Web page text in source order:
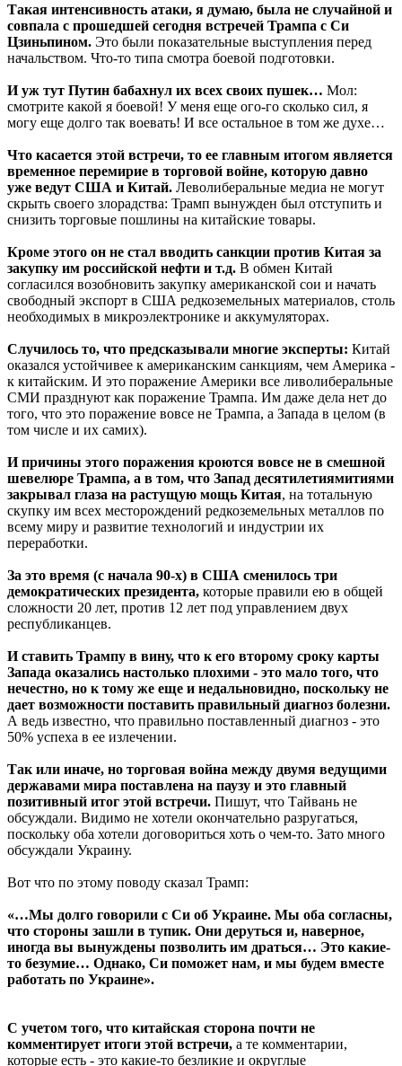
Такая интенсивность атаки, я думаю, была не случайной и
совпала с прошедшей сегодня встречей Трампа с Си
Цзиньпином. Это были показательные выступления перед
начальством. Что-то типа смотра боевой подготовки.
И уж тут Путин бабахнул их всех своих пушек… Мол:
смотрите какой я боевой! У меня еще ого-го сколько сил, я
могу еще долго так воевать! И все остальное в том же духе…
Что касается этой встречи, то ее главным итогом является
временное перемирие в торговой войне, которую давно
уже ведут США и Китай. Леволиберальные медиа не могут
скрыть своего злорадства: Трамп вынужден был отступить и
снизить торговые пошлины на китайские товары.
Кроме этого он не стал вводить санкции против Китая за
закупку им российской нефти и т.д. В обмен Китай
согласился возобновить закупку американской сои и начать
свободный экспорт в США редкоземельных материалов, столь
необходимых в микроэлектронике и аккумуляторах.
Случилось то, что предсказывали многие эксперты: Китай
оказался устойчивее к американским санкциям, чем Америка -
к китайским. И это поражение Америки все ливолиберальные
СМИ празднуют как поражение Трампа. Им даже дела нет до
того, что это поражение вовсе не Трампа, а Запада в целом (в
том числе и их самих).
И причины этого поражения кроются вовсе не в смешной
шевелюре Трампа, а в том, что Запад десятилетиямитиями
закрывал глаза на растущую мощь Китая, на тотальную
скупку им всех месторождений редкоземельных металлов по
всему миру и развитие технологий и индустрии их
переработки.
За это время (с начала 90-х) в США сменилось три
демократических президента, которые правили ею в общей
сложности 20 лет, против 12 лет под управлением двух
республиканцев.
И ставить Трампу в вину, что к его второму сроку карты
Запада оказались настолько плохими - это мало того, что
нечестно, но к тому же еще и недальновидно, поскольку не
дает возможности поставить правильный диагноз болезни.
А ведь известно, что правильно поставленный диагноз - это
50% успеха в ее излечении.
Так или иначе, но торговая война между двумя ведущими
державами мира поставлена на паузу и это главный
позитивный итог этой встречи. Пишут, что Тайвань не
обсуждали. Видимо не хотели окончательно разругаться,
поскольку оба хотели договориться хоть о чем-то. Зато много
обсуждали Украину.
Вот что по этому поводу сказал Трамп:
«…Мы долго говорили с Си об Украине. Мы оба согласны,
что стороны зашли в тупик. Они деруться и, наверное,
иногда вы вынуждены позволить им драться… Это какие-
то безумие… Однако, Си поможет нам, и мы будем вместе
работать по Украине».
С учетом того, что китайская сторона почти не
комментирует итоги этой встречи, а те комментарии,
которые есть - это какие-то безликие и округлые